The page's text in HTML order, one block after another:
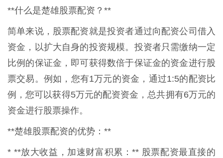
**什么是楚雄股票配资？**
简单来说，股票配资就是投资者通过向配资公司借入
资金，以扩大自身的投资规模。投资者只需缴纳一定
比例的保证金，即可获得数倍于保证金的资金进行股
票交易。例如，您有1万元的资金，通过1:5的配资比
例，您可以获得5万元的配资资金，总共拥有6万元的
资金进行股票操作。
**楚雄股票配资的优势：**
* **放大收益，加速财富积累：** 股票配资最直接的